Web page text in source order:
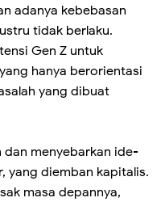
adanya kebebasan
tidak berlaku.
Gen Z untuk
hanya berorientasi
yang dibuat
dan menyebarkan ide-
yang diemban kapitalis.
masa depannya,